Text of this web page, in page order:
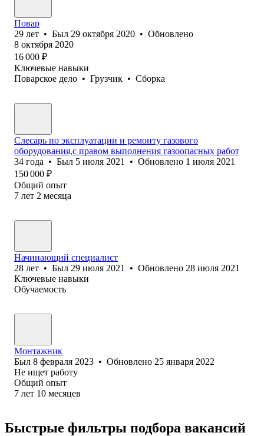
Повар
29 лет • Был 29 октября 2020 • Обновлено
8 октября 2020
16 000 ₽
Ключевые навыки
Поварское дело • Грузчик • Сборка
Слесарь по эксплуатации и ремонту газового
оборудования,с правом выполнения газоопасных работ
34 года • Был 5 июля 2021 • Обновлено 1 июля 2021
150 000 ₽
Общий опыт
7 лет 2 месяца
Начинающий специалист
28 лет • Был 29 июля 2021 • Обновлено 28 июля 2021
Ключевые навыки
Обучаемость
Монтажник
Был 8 февраля 2023 • Обновлено 25 января 2022
Не ищет работу
Общий опыт
7 лет 10 месяцев
Быстрые фильтры подбора вакансий